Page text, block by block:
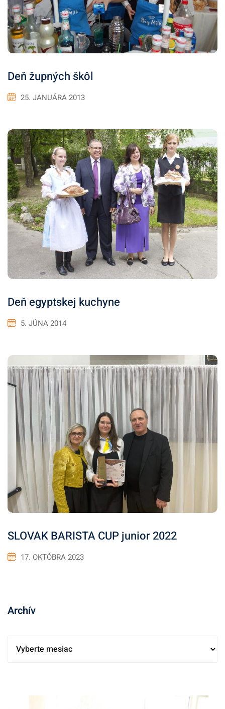
Deň župných škôl
25. JANUÁRA 2013
Deň egyptskej kuchyne
5. JÚNA 2014
SLOVAK BARISTA CUP junior 2022
17. OKTÓBRA 2023
Archív